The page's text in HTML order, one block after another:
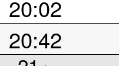
20:02
20:42